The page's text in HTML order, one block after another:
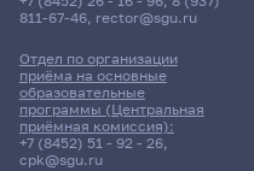
811-67-46, rector@sgu.ru
Отдел по организации
приёма на основные
образовательные
программы (Центральная
приёмная комиссия):
+7 (8452) 51 - 92 - 26,
cpk@sgu.ru